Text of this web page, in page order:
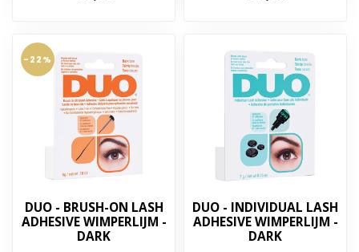
-22%
DUO - BRUSH-ON LASH
ADHESIVE WIMPERLIJM -
DARK
DUO - INDIVIDUAL LASH
ADHESIVE WIMPERLIJM -
DARK